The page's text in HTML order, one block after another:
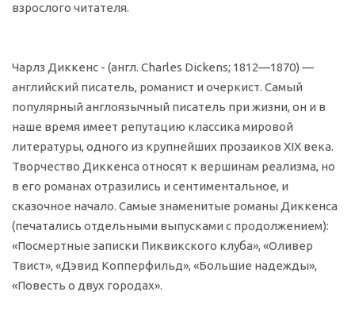
взрослого читателя.
Чарлз Диккенс - (англ. Charles Dickens; 1812—1870) —
английский писатель, романист и очеркист. Самый
популярный англоязычный писатель при жизни, он и в
наше время имеет репутацию классика мировой
литературы, одного из крупнейших прозаиков XIX века.
Творчество Диккенса относят к вершинам реализма, но
в его романах отразились и сентиментальное, и
сказочное начало. Самые знаменитые романы Диккенса
(печатались отдельными выпусками с продолжением):
«Посмертные записки Пиквикского клуба», «Оливер
Твист», «Дэвид Копперфильд», «Большие надежды»,
«Повесть о двух городах».